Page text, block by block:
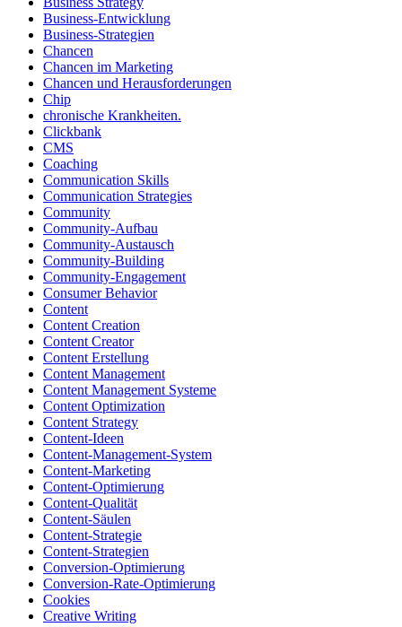
Business-Entwicklung
Business-Strategien
Chancen
Chancen im Marketing
Chancen und Herausforderungen
Chip
chronische Krankheiten.
Clickbank
CMS
Coaching
Communication Skills
Communication Strategies
Community
Community-Aufbau
Community-Austausch
Community-Building
Community-Engagement
Consumer Behavior
Content
Content Creation
Content Creator
Content Erstellung
Content Management
Content Management Systeme
Content Optimization
Content Strategy
Content-Ideen
Content-Management-System
Content-Marketing
Content-Optimierung
Content-Qualität
Content-Säulen
Content-Strategie
Content-Strategien
Conversion-Optimierung
Conversion-Rate-Optimierung
Cookies
Creative Writing